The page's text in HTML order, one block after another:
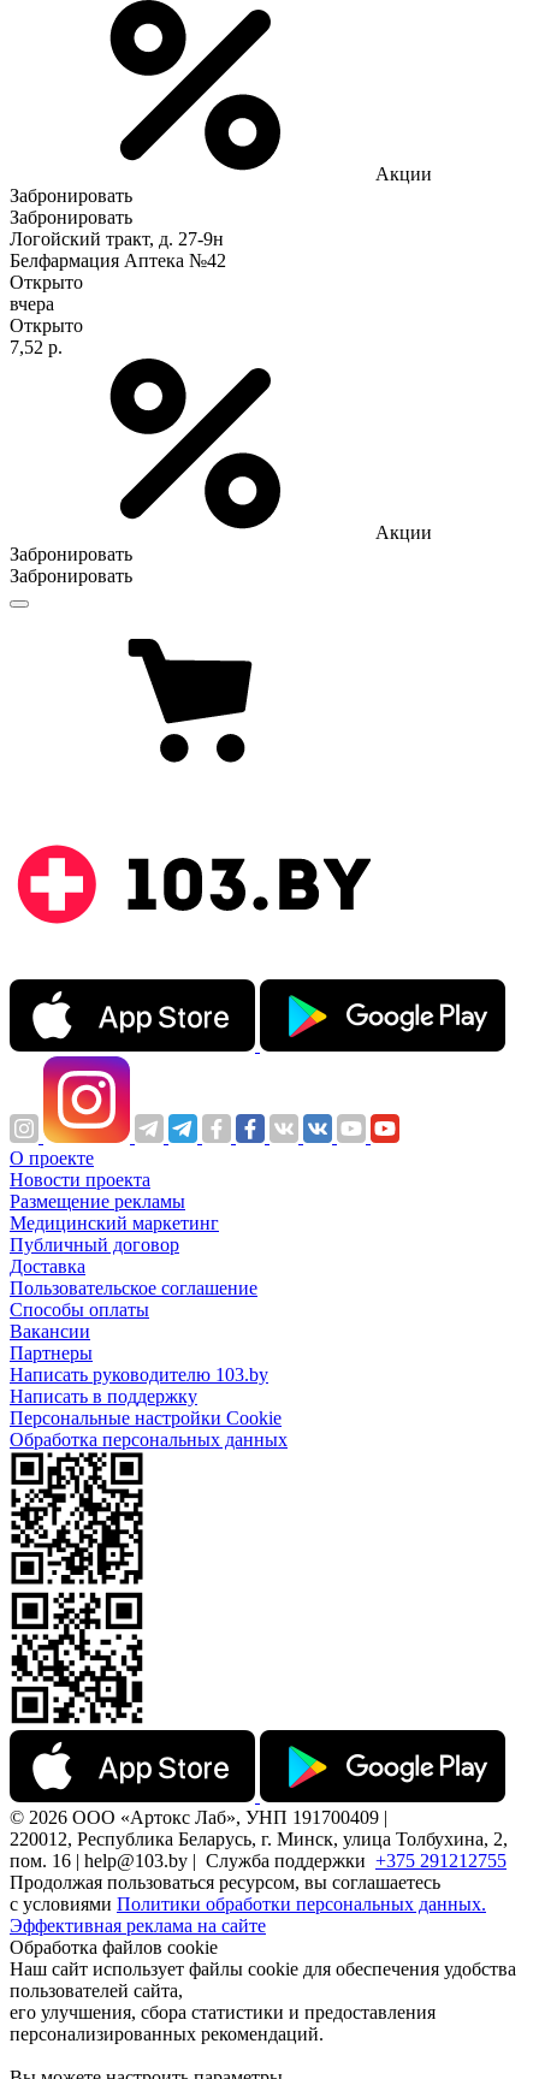
Акции
Забронировать
Забронировать
Логойский тракт, д. 27-9н
Белфармация Аптека №42
Открыто
вчера
Открыто
7,52 р.
Акции
Забронировать
Забронировать
О проекте
Новости проекта
Размещение рекламы
Медицинский маркетинг
Публичный договор
Доставка
Пользовательское соглашение
Способы оплаты
Вакансии
Партнеры
Написать руководителю 103.by
Написать в поддержку
Персональные настройки Cookie
Обработка персональных данных
© 2026 ООО «Артокс Лаб», УНП 191700409 |
220012, Республика Беларусь, г. Минск, улица Толбухина, 2,
пом. 16 | help@103.by | Служба поддержки +375 291212755
Продолжая пользоваться ресурсом, вы соглашаетесь
с условиями Политики обработки персональных данных.
Эффективная реклама на сайте
Обработка файлов cookie
Наш сайт использует файлы cookie для обеспечения удобства
пользователей сайта,
его улучшения, сбора статистики и предоставления
персонализированных рекомендаций.